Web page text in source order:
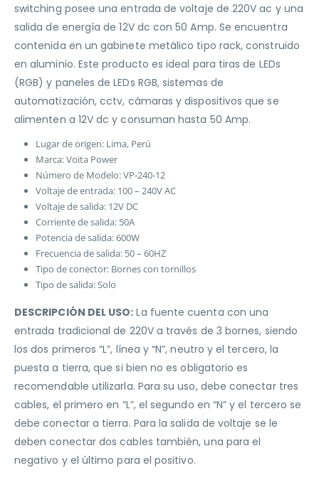
switching posee una entrada de voltaje de 220V ac y una
salida de energía de 12V dc con 50 Amp. Se encuentra
contenida en un gabinete metálico tipo rack, construido
en aluminio. Este producto es ideal para tiras de LEDs
(RGB) y paneles de LEDs RGB, sistemas de
automatización, cctv, cámaras y dispositivos que se
alimenten a 12V dc y consuman hasta 50 Amp.
Lugar de origen: Lima, Perú
Marca: Voita Power
Número de Modelo: VP-240-12
Voltaje de entrada: 100 – 240V AC
Voltaje de salida: 12V DC
Corriente de salida: 50A
Potencia de salida: 600W
Frecuencia de salida: 50 – 60HZ
Tipo de conector: Bornes con tornillos
Tipo de salida: Solo
DESCRIPCIÓN DEL USO: La fuente cuenta con una
entrada tradicional de 220V a través de 3 bornes, siendo
los dos primeros “L”, línea y “N”, neutro y el tercero, la
puesta a tierra, que si bien no es obligatorio es
recomendable utilizarla. Para su uso, debe conectar tres
cables, el primero en “L”, el segundo en “N” y el tercero se
debe conectar a tierra. Para la salida de voltaje se le
deben conectar dos cables también, una para el
negativo y el último para el positivo.